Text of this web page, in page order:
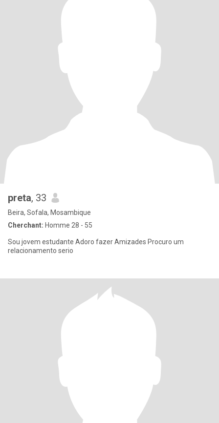
preta, 33
Beira, Sofala, Mosambique
Cherchant: Homme 28 - 55
Sou jovem estudante Adoro fazer Amizades Procuro um
relacionamento serio